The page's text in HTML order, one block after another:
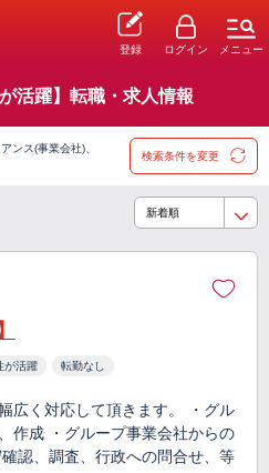
登録 ログイン メニュー
活躍】転職・求人情報
ンス(事業会社)、
検索条件を変更
が活躍 転勤なし
広く対応して頂きます。 ・グル
作成 ・グループ事業会社からの
認、調査、行政への問合せ、等